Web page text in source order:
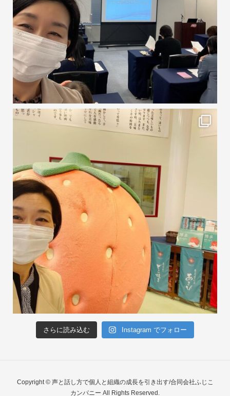
さらに読み込む Instagram でフォロー
Copyright © 声と話し方で個人と組織の成長を引き出す/合同会社ふじこ
カンパニー All Rights Reserved.